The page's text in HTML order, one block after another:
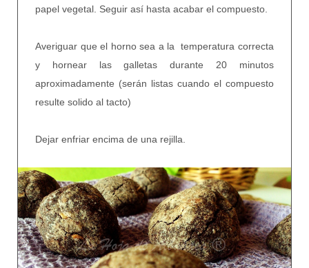
papel vegetal. Seguir así hasta acabar el compuesto.
Averiguar que el horno sea a la temperatura correcta
y hornear las galletas durante 20 minutos
aproximadamente (serán listas cuando el compuesto
resulte solido al tacto)
Dejar enfriar encima de una rejilla.